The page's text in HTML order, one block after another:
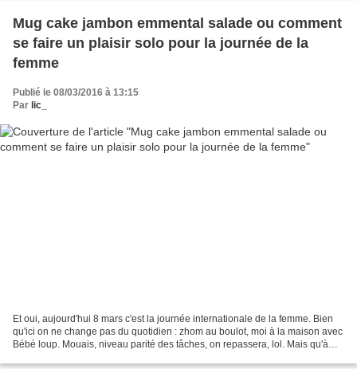
Mug cake jambon emmental salade ou comment
se faire un plaisir solo pour la journée de la
femme
Publié le 08/03/2016 à 13:15
Par lic_
Et oui, aujourd'hui 8 mars c'est la journée internationale de la femme. Bien
qu'ici on ne change pas du quotidien : zhom au boulot, moi à la maison avec
Bébé loup. Mouais, niveau parité des tâches, on repassera, lol. Mais qu'à